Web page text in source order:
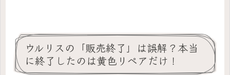
ウルリスの「販売終了」は誤解？本当
に終了したのは黄色リペアだけ！